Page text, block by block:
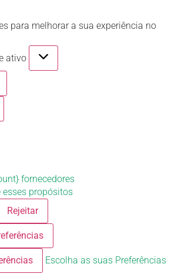
para melhorar a sua experiência no
ativo
fornecedores
esses propósitos
Rejeitar
Escolha as suas Preferências